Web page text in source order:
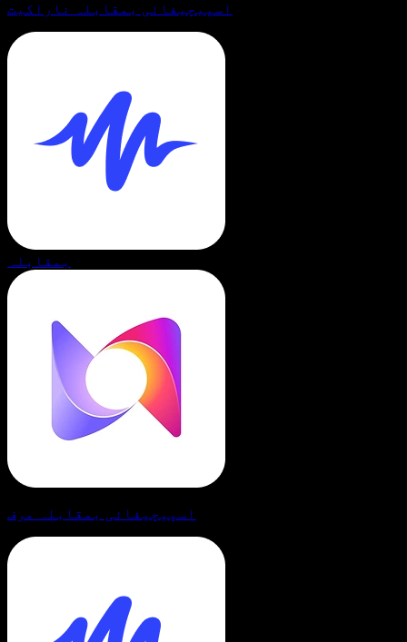
اسپیچیفائی بمقابلہ ناراکیت
بمقابلہ
اسپیچیفائی بمقابلہ مرف